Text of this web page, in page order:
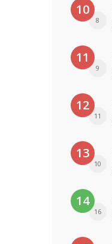
10
8
11
9
12
11
13
10
14
16